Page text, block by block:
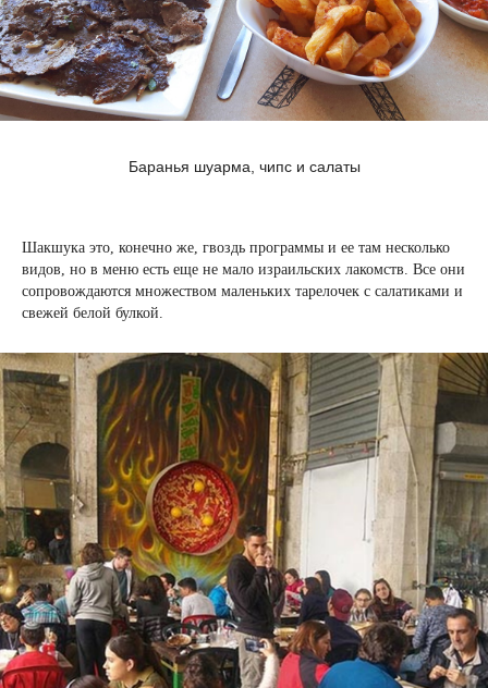
Баранья шуарма, чипс и салаты
Шакшука это, конечно же, гвоздь программы и ее там несколько
видов, но в меню есть еще не мало израильских лакомств. Все они
сопровождаются множеством маленьких тарелочек с салатиками и
свежей белой булкой.